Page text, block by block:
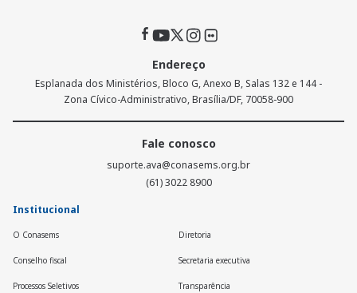
Endereço
Esplanada dos Ministérios, Bloco G, Anexo B, Salas 132 e 144 -
Zona Cívico-Administrativo, Brasília/DF, 70058-900
Fale conosco
suporte.ava@conasems.org.br
(61) 3022 8900
Institucional
O Conasems Diretoria
Conselho fiscal Secretaria executiva
Processos Seletivos Transparência